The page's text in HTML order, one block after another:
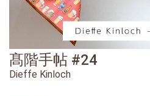
髙階手帖 #24
Dieffe Kinloch